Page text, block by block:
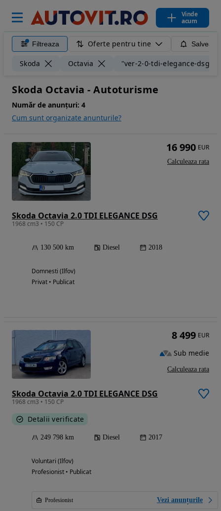
Vinde
acum
Filtreaza Oferte pentru tine
Skoda Octavia "ver-2-0-tdi-elegance-dsg"
Skoda Octavia - Autoturisme
Număr de anunțuri: 4
Cum sunt organizate anunturile?
Skoda Octavia 2.0 TDI ELEGANCE DSG
1968 cm3 • 150 CP
130 500 km Diesel 2018
Domnesti (Ilfov)
Privat • Publicat
16 990 EUR
Calculeaza rata
Skoda Octavia 2.0 TDI ELEGANCE DSG
1968 cm3 • 150 CP
Detalii verificate
249 798 km Diesel 2017
Voluntari (Ilfov)
Profesionist • Publicat
Profesionist Vezi anunțurile
8 499 EUR
Sub medie
Calculeaza rata